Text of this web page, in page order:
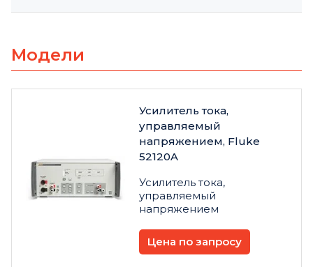
Модели
Усилитель тока,
управляемый
напряжением, Fluke
52120A
Усилитель тока,
управляемый
напряжением
Цена по запросу